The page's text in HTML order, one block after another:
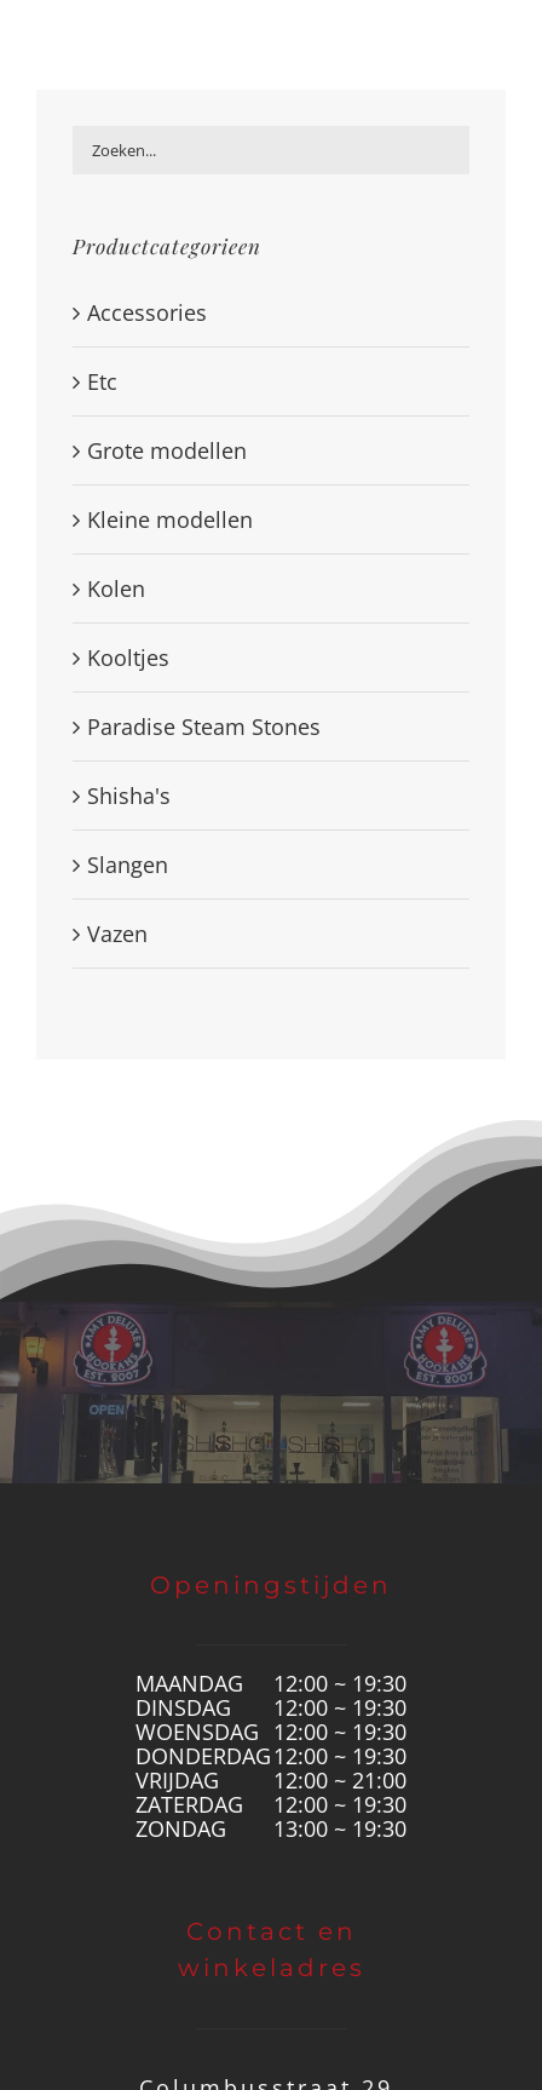
Productcategorieen
Accessories
Etc
Grote modellen
Kleine modellen
Kolen
Kooltjes
Paradise Steam Stones
Shisha's
Slangen
Vazen
Openingstijden
MAANDAG
12:00 ~ 19:30
DINSDAG
12:00 ~ 19:30
WOENSDAG
12:00 ~ 19:30
DONDERDAG 12:00 ~ 19:30
VRIJDAG
12:00 ~ 21:00
ZATERDAG
12:00 ~ 19:30
ZONDAG
13:00 ~ 19:30
Contact en
winkeladres